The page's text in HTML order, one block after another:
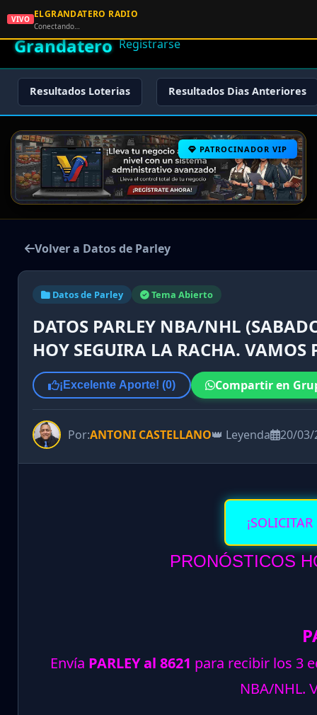
🌟 El
Grandatero Registrarse
Resultados Loterias Resultados Dias Anteriores
PATROCINADOR VIP
Volver a Datos de Parley
Datos de Parley Tema Abierto
DATOS PARLEY NBA/NHL
HOY SEGUIRA LA RACHA. VAMOS
¡Excelente Aporte! (0) Compartir en
Por:ANTONI CASTELLANO👑 Leyenda 20/03/
PRONÓSTICOS
Envía PARLEY al 8621 para recibir los 3
NBA/NHL.
VIVO ELGRANDATERO RADIO
Conectando…